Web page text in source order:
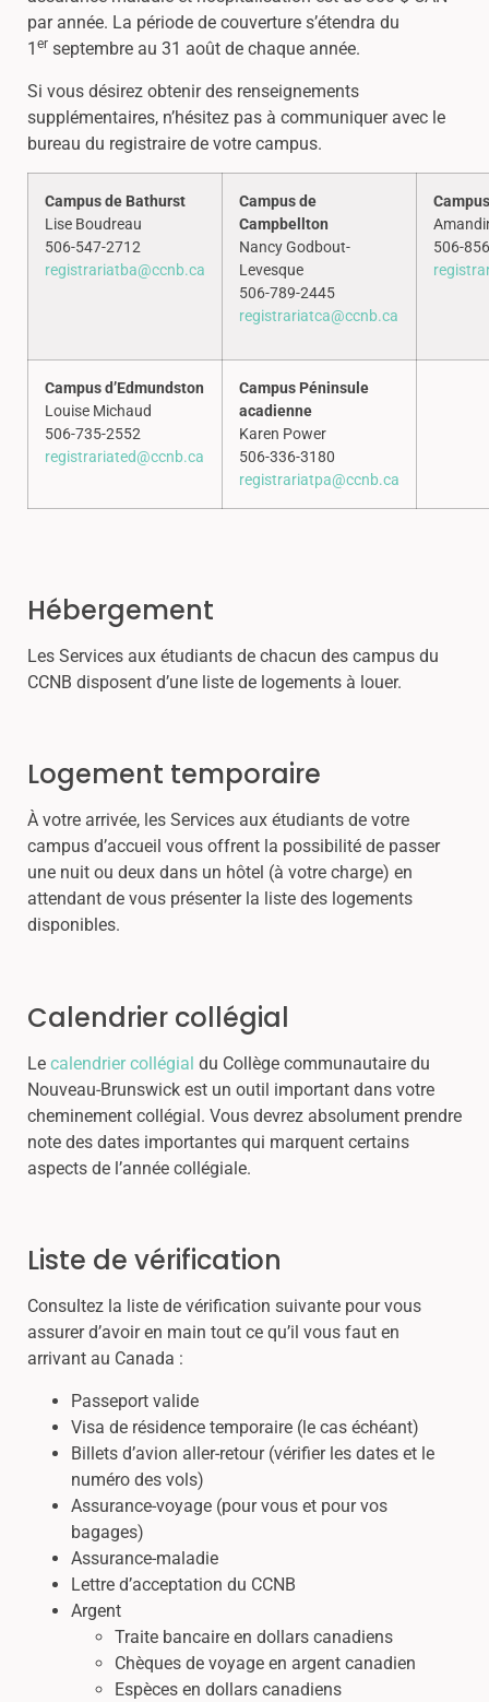
par année. La période de couverture s’étendra du
1 er septembre au 31 août de chaque année.
Si vous désirez obtenir des renseignements
supplémentaires, n’hésitez pas à communiquer avec le
bureau du registraire de votre campus.
Campus de Bathurst
Lise Boudreau
506-547-2712
registrariatba@ccnb.ca
Campus de
Campbellton
Nancy Godbout-
Levesque
506-789-2445
registrariatca@ccnb.ca
506-
Campus d’Edmundston
Louise Michaud
506-735-2552
registrariated@ccnb.ca
Campus Péninsule
acadienne
Karen Power
506-336-3180
registrariatpa@ccnb.ca
Hébergement
Les Services aux étudiants de chacun des campus du
CCNB disposent d’une liste de logements à louer.
Logement temporaire
À votre arrivée, les Services aux étudiants de votre
campus d’accueil vous offrent la possibilité de passer
une nuit ou deux dans un hôtel (à votre charge) en
attendant de vous présenter la liste des logements
disponibles.
Calendrier collégial
Le calendrier collégial du Collège communautaire du
Nouveau-Brunswick est un outil important dans votre
cheminement collégial. Vous devrez absolument prendre
note des dates importantes qui marquent certains
aspects de l’année collégiale.
Liste de vérification
Consultez la liste de vérification suivante pour vous
assurer d’avoir en main tout ce qu’il vous faut en
arrivant au Canada :
Passeport valide
Visa de résidence temporaire (le cas échéant)
Billets d’avion aller-retour (vérifier les dates et le
numéro des vols)
Assurance-voyage (pour vous et pour vos
bagages)
Assurance-maladie
Lettre d’acceptation du CCNB
Argent
Traite bancaire en dollars canadiens
Chèques de voyage en argent canadien
Espèces en dollars canadiens